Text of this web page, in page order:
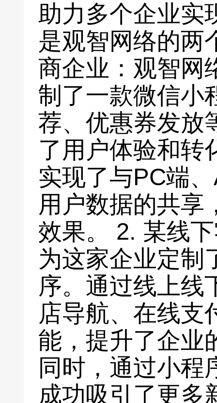
助力多个企业实
是观智网络的两
商企业：观智网
制了一款微信小
荐、优惠券发放
了用户体验和转
实现了与PC端
用户数据的共享
效果。 2. 某线
为这家企业定制
序。通过线上线
店导航、在线支
能，提升了企业
同时，通过小程
成功吸引了更多